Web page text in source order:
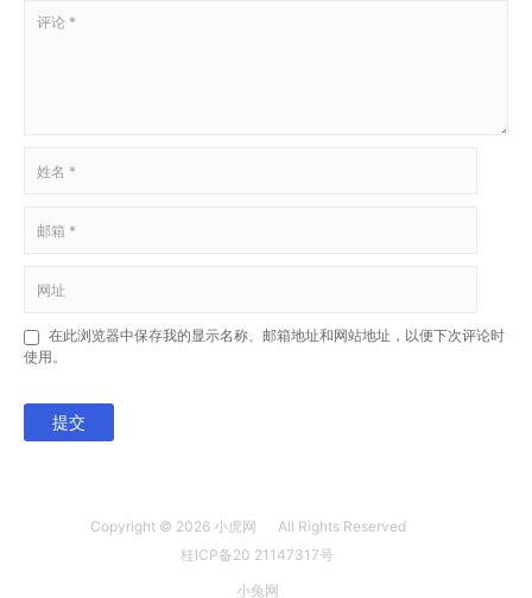
在此浏览器中保存我的显示名称、邮箱地址和网站地址，以便下次评论时
使用。
提交
Copyright © 2026 小虎网
All Rights Reserved
桂ICP备20 21147317号
小兔网